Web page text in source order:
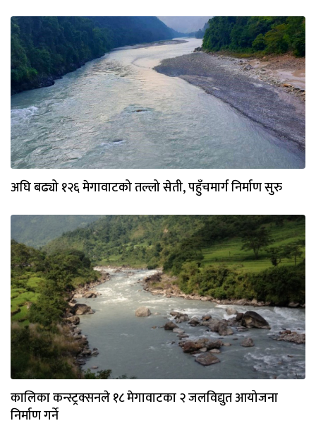
अघि बढ्यो १२६ मेगावाटको तल्लो सेती, पहुँचमार्ग निर्माण सुरु
कालिका कन्स्ट्रक्सनले १८ मेगावाटका २ जलविद्युत आयोजना
निर्माण गर्ने